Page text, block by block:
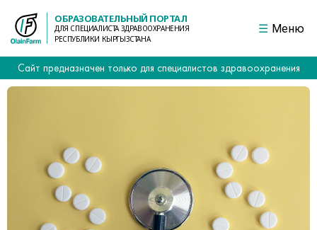
ОБРАЗОВАТЕЛЬНЫЙ ПОРТАЛ
ДЛЯ СПЕЦИАЛИСТА ЗДРАВООХРАНЕНИЯ
РЕСПУБЛИКИ КЫРГЫЗСТАНА
Меню
Сайт предназначен только для специалистов здравоохранения